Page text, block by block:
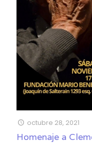
octubre 28, 2021
Homenaje a